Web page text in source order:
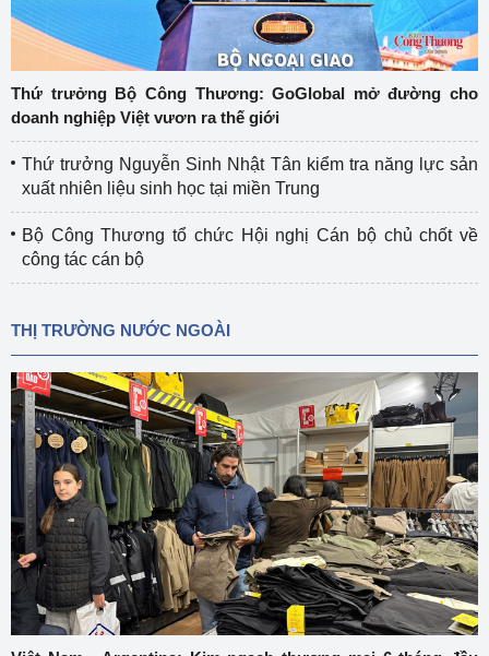
Thứ trưởng Bộ Công Thương: GoGlobal mở đường cho
doanh nghiệp Việt vươn ra thế giới
Thứ trưởng Nguyễn Sinh Nhật Tân kiểm tra năng lực sản
xuất nhiên liệu sinh học tại miền Trung
Bộ Công Thương tổ chức Hội nghị Cán bộ chủ chốt về
công tác cán bộ
THỊ TRƯỜNG NƯỚC NGOÀI